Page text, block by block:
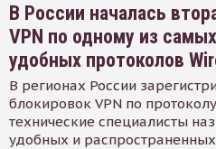
В России началась
VPN по одному из
удобных протоколов
В регионах России
блокировок VPN по
технические специалисты
удобных и распространенных